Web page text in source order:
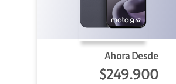
Ahora Desde
$249.900